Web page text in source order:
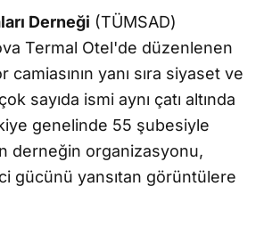
Derneği (TÜMSAD)
Termal Otel'de düzenlenen
yanı sıra siyaset ve
sayıda ismi aynı çatı altında
genelinde 55 şubesiyle
derneğin organizasyonu,
gücünü yansıtan görüntülere